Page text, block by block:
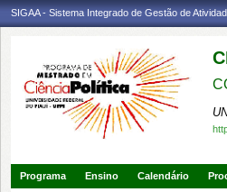
SIGAA - Sistema Integrado de Gestão de
Programa Ensino Calendário